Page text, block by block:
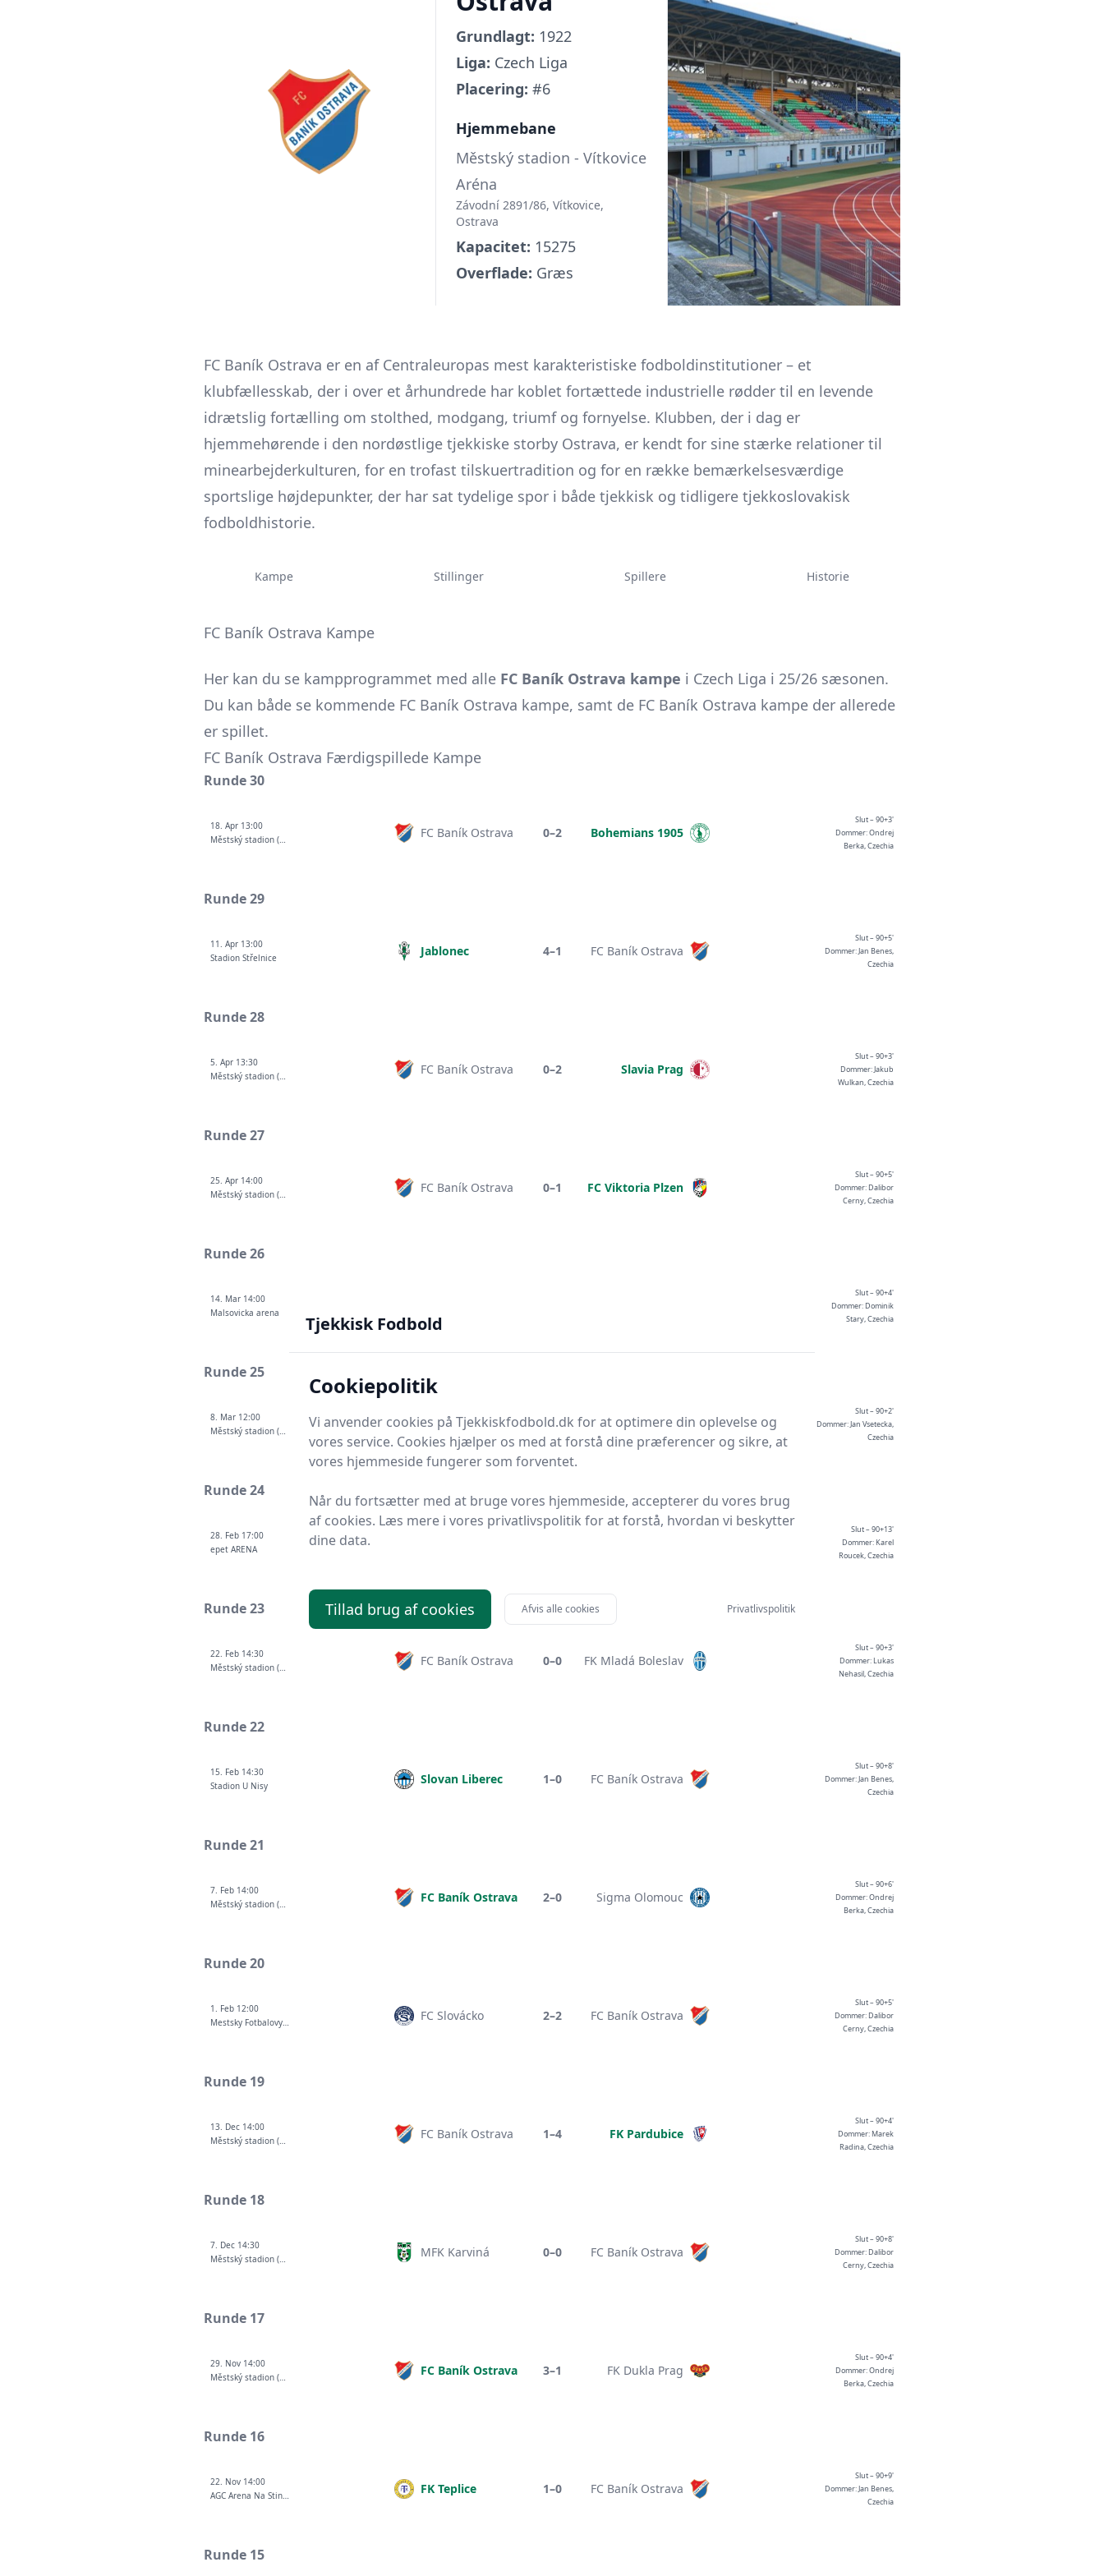
Grundlagt: 1922
Liga: Czech Liga
Placering: #6
Hjemmebane
Městský stadion - Vítkovice
Aréna
Závodní 2891/86, Vítkovice,
Ostrava
Kapacitet: 15275
Overflade: Græs
FC Baník Ostrava er en af Centraleuropas mest karakteristiske fodboldinstitutioner – et
klubfællesskab, der i over et århundrede har koblet fortættede industrielle rødder til en levende
idrætslig fortælling om stolthed, modgang, triumf og fornyelse. Klubben, der i dag er
hjemmehørende i den nordøstlige tjekkiske storby Ostrava, er kendt for sine stærke relationer til
minearbejderkulturen, for en trofast tilskuertradition og for en række bemærkelsesværdige
sportslige højdepunkter, der har sat tydelige spor i både tjekkisk og tidligere tjekkoslovakisk
fodboldhistorie.
Kampe Stillinger Spillere Historie
FC Baník Ostrava Kampe
Her kan du se kampprogrammet med alle FC Baník Ostrava kampe i Czech Liga i 25/26 sæsonen.
Du kan både se kommende FC Baník Ostrava kampe, samt de FC Baník Ostrava kampe der allerede
er spillet.
FC Baník Ostrava Færdigspillede Kampe
Runde 30
18. Apr 13:00
Městský stadion (Ostrava-Vítkovice)
FC Baník Ostrava 0–2 Bohemians 1905
Slut – 90+3'
Dommer: Ondrej
Berka, Czechia
Runde 29
11. Apr 13:00
Stadion Střelnice
Jablonec 4–1 FC Baník Ostrava
Slut – 90+5'
Dommer: Jan Benes,
Czechia
Runde 28
5. Apr 13:30
Městský stadion (Ostrava-Vítkovice)
FC Baník Ostrava 0–2 Slavia Prag
Slut – 90+3'
Dommer: Jakub
Wulkan, Czechia
Runde 27
25. Apr 14:00
Městský stadion (Ostrava-Vítkovice)
FC Baník Ostrava 0–1 FC Viktoria Plzen
Slut – 90+5'
Dommer: Dalibor
Cerny, Czechia
Runde 26
14. Mar 14:00
Malsovicka arena
Slut – 90+4'
Dommer: Dominik
Stary, Czechia
Runde 25
8. Mar 12:00
Městský stadion (Ostrava-Vítkovice)
FC Baník Ostrava 6–2 FC Zlín
Slut – 90+2'
Dommer: Jan Vsetecka,
Czechia
Runde 24
28. Feb 17:00
epet ARENA
Slut – 90+13'
Dommer: Karel
Roucek, Czechia
Runde 23
22. Feb 14:30
Městský stadion (Ostrava-Vítkovice)
FC Baník Ostrava 0–0 FK Mladá Boleslav
Slut – 90+3'
Dommer: Lukas
Nehasil, Czechia
Runde 22
15. Feb 14:30
Stadion U Nisy
Slovan Liberec 1–0 FC Baník Ostrava
Slut – 90+8'
Dommer: Jan Benes,
Czechia
Runde 21
7. Feb 14:00
Městský stadion (Ostrava-Vítkovice)
FC Baník Ostrava 2–0 Sigma Olomouc
Slut – 90+6'
Dommer: Ondrej
Berka, Czechia
Runde 20
1. Feb 12:00
Mestsky Fotbalovy Stadion
FC Slovácko 2–2 FC Baník Ostrava
Slut – 90+5'
Dommer: Dalibor
Cerny, Czechia
Runde 19
13. Dec 14:00
Městský stadion (Ostrava-Vítkovice)
FC Baník Ostrava 1–4 FK Pardubice
Slut – 90+4'
Dommer: Marek
Radina, Czechia
Runde 18
7. Dec 14:30
Městský stadion (Karviná)
MFK Karviná 0–0 FC Baník Ostrava
Slut – 90+8'
Dommer: Dalibor
Cerny, Czechia
Runde 17
29. Nov 14:00
Městský stadion (Ostrava-Vítkovice)
FC Baník Ostrava 3–1 FK Dukla Prag
Slut – 90+4'
Dommer: Ondrej
Berka, Czechia
Runde 16
22. Nov 14:00
AGC Arena Na Stinadlech
FK Teplice 1–0 FC Baník Ostrava
Slut – 90+9'
Dommer: Jan Benes,
Czechia
Runde 15
Tjekkisk Fodbold
Cookiepolitik
Vi anvender cookies på Tjekkiskfodbold.dk for at optimere din oplevelse og
vores service. Cookies hjælper os med at forstå dine præferencer og sikre, at
vores hjemmeside fungerer som forventet.
Når du fortsætter med at bruge vores hjemmeside, accepterer du vores brug
af cookies. Læs mere i vores privatlivspolitik for at forstå, hvordan vi beskytter
dine data.
Tillad brug af cookies Afvis alle cookies Privatlivspolitik